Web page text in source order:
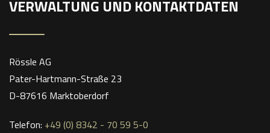
VERWALTUNG UND KONTAKTDATEN
Rössle AG
Pater-Hartmann-Straße 23
D-87616 Marktoberdorf
Telefon: +49 (0) 8342 - 70 59 5-0